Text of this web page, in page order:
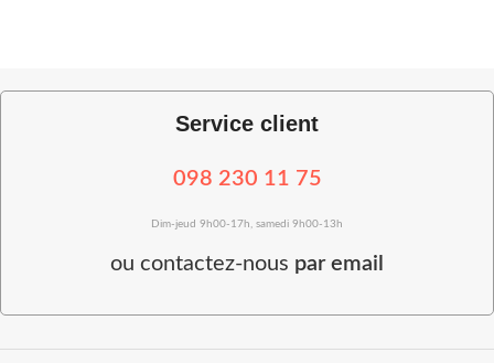
Service client
098 230 11 75
Dim-jeud 9h00-17h, samedi 9h00-13h
ou contactez-nous par email